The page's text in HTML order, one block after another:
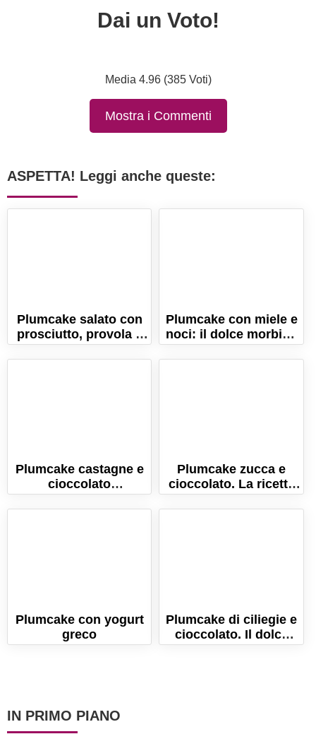
Dai un Voto!
Media 4.96 (385 Voti)
Mostra i Commenti
ASPETTA! Leggi anche queste:
Plumcake salato con
prosciutto, provola e
noci
Plumcake con miele e
noci: il dolce morbido
e profumato!
Plumcake castagne e
cioccolato
morbidissimo! (la
ricetta senza burro!)
Plumcake zucca e
cioccolato. La ricetta
per farlo morbido e
umido!
Plumcake con yogurt
greco
Plumcake di ciliegie e
cioccolato. Il dolce
soffice e goloso per
IN PRIMO PIANO